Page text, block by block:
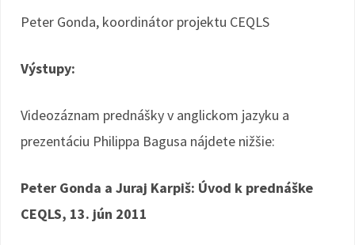
Peter Gonda, koordinátor projektu CEQLS
Výstupy:
Videozáznam prednášky v anglickom jazyku a
prezentáciu Philippa Bagusa nájdete nižšie:
Peter Gonda a Juraj Karpiš: Úvod k prednáške
CEQLS, 13. jún 2011